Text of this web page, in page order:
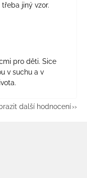
jiný vzor.
z 5 hvězdiček.
pro děti. Sice
v suchu a v
další hodnocení